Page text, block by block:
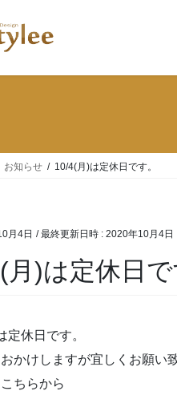
お知らせ 10/4(月)は定休日です。
月4日 / 最終更新日時 : 2020年10月4日
月)は定休日で
定休日です。
かけしますが宜しくお願い
ちらから